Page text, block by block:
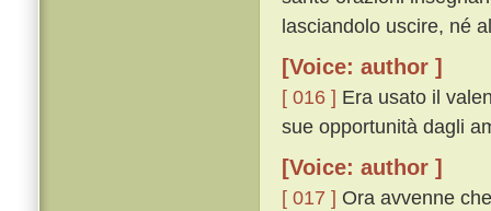
lasciandolo uscire, né
[Voice: author ]
[ 016 ] Era usato il
sue opportunità dagli
[Voice: author ]
[ 017 ] Ora avvenne